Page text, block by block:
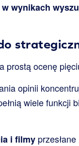
wynikach
prostą ocenę
opinii
wiele
i filmy